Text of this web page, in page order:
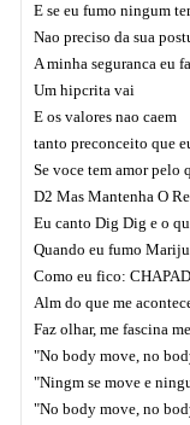
E se eu fumo ningum
Nao preciso da sua
A minha seguranca eu
Um hipcrita vai
E os valores nao caem
tanto preconceito que
Se voce tem amor pelo
D2 Mas Mantenha O
Eu canto Dig Dig e o
Quando eu fumo
Como eu fico:
Alm do que me
Faz olhar, me fascina
"No body move, no
"Ningm se move e
"No body move, no